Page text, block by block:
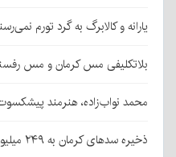
یارانه و کالابرگ به گرد تورم
بلاتکلیفی مس کرمان و مس
محمد نواب‌زاده، هنرمند
ذخیره سدهای کرمان به ۲۴۹ میلیون مترمکعب رسید